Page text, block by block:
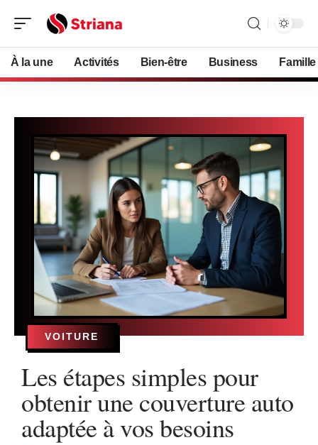
À la une Activités Bien-être Business Famille
VOITURE
Les étapes simples pour
obtenir une couverture auto
adaptée à vos besoins